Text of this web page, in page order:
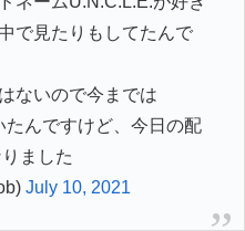
で見たりもしてたんで
ないので今までは
んですけど、今日の配
ました
July 10, 2021